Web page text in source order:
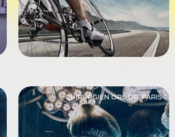
CHIRURGIEN ORL DR. PARIS